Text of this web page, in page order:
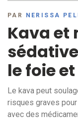
PAR NERISSA
Kava et
le foie
Le kava peut
risques graves
avec des